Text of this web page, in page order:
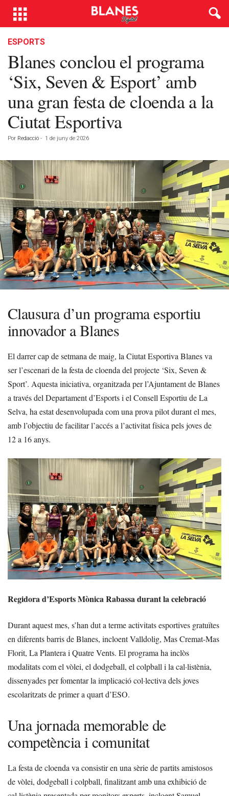
ESPORTS
Blanes conclou el programa
‘Six, Seven & Esport’ amb
una gran festa de cloenda a la
Ciutat Esportiva
Por Redacció - 1 de juny de 2026
Clausura d’un programa esportiu
innovador a Blanes
El darrer cap de setmana de maig, la Ciutat Esportiva Blanes va
ser l’escenari de la festa de cloenda del projecte ‘Six, Seven &
Sport’. Aquesta iniciativa, organitzada per l’Ajuntament de Blanes
a través del Departament d’Esports i el Consell Esportiu de La
Selva, ha estat desenvolupada com una prova pilot durant el mes,
amb l’objectiu de facilitar l’accés a l’activitat física pels joves de
12 a 16 anys.
Regidora d’Esports Mònica Rabassa durant la celebració
Durant aquest mes, s’han dut a terme activitats esportives gratuïtes
en diferents barris de Blanes, incloent Valldolig, Mas Cremat-Mas
Florit, La Plantera i Quatre Vents. El programa ha inclòs
modalitats com el vòlei, el dodgeball, el colpball i la cal·listènia,
dissenyades per fomentar la implicació col·lectiva dels joves
escolaritzats de primer a quart d’ESO.
Una jornada memorable de
competència i comunitat
La festa de cloenda va consistir en una sèrie de partits amistosos
de vòlei, dodgeball i colpball, finalitzant amb una exhibició de